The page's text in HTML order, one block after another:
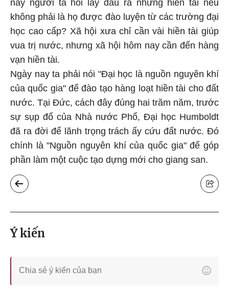
nay người ta hỏi lấy đâu ra những hiền tài nếu
không phải là họ được đào luyện từ các trường đại
học cao cấp? Xã hội xưa chỉ cần vài hiền tài giúp
vua trị nước, nhưng xã hội hôm nay cần đến hàng
vạn hiền tài.
Ngày nay ta phải nói "Đại học là nguồn nguyên khí
của quốc gia" để đào tạo hàng loạt hiền tài cho đất
nước. Tại Đức, cách đây đúng hai trăm năm, trước
sự sụp đổ của Nhà nước Phổ, Đại học Humboldt
đã ra đời để lãnh trọng trách ấy cứu đất nước. Đó
chính là "Nguồn nguyên khí của quốc gia" để góp
phần làm một cuộc tạo dựng mới cho giang san.
Ý kiến